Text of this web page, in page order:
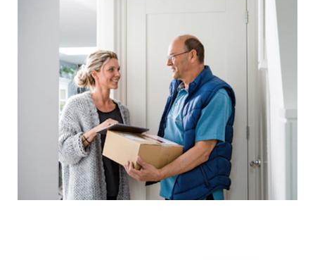
Bedrijfsnaam:
Functietitel: